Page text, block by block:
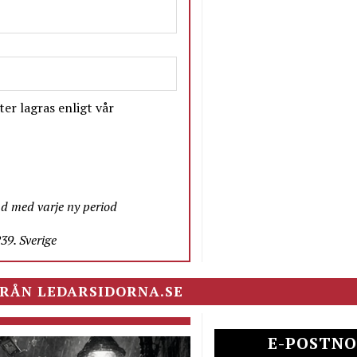
lagras enligt vår
med varje ny period
Sverige
LEDARSIDORNA.SE
E-